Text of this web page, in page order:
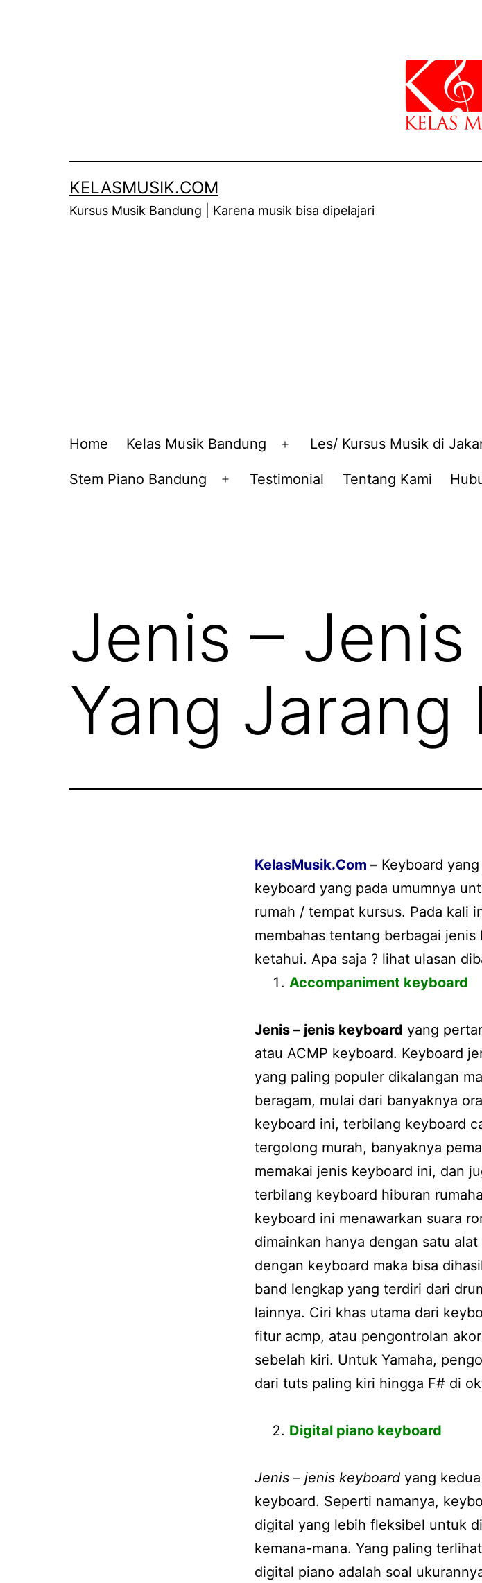
KELASMUSIK.COM
Kursus Musik Bandung | Karena musik bisa dipelajari
Home Kelas Musik Bandung
Open
menu
Les/ Kursus Musik di
Stem Piano Bandung
Open
Testimonial Tentang Kami
Jenis –
Yang Jarang
KelasMusik.Com – Keyboard
keyboard yang pada umumnya
rumah / tempat kursus. Pada kali
membahas tentang berbagai
ketahui. Apa saja ? lihat ulasan
Accompaniment keyboard
Jenis – jenis keyboard yang
atau ACMP keyboard. Keyboard
yang paling populer dikalangan
beragam, mulai dari banyaknya
keyboard ini, terbilang keyboard
tergolong murah, banyaknya
memakai jenis keyboard ini, dan
terbilang keyboard hiburan
keyboard ini menawarkan suara
dimainkan hanya dengan satu
dengan keyboard maka bisa
band lengkap yang terdiri dari
lainnya. Ciri khas utama dari
fitur acmp, atau pengontrolan
sebelah kiri. Untuk Yamaha,
dari tuts paling kiri hingga F# di
Digital piano keyboard
Jenis – jenis keyboard yang
keyboard. Seperti namanya,
digital yang lebih fleksibel untuk
kemana-mana. Yang paling
digital piano adalah soal